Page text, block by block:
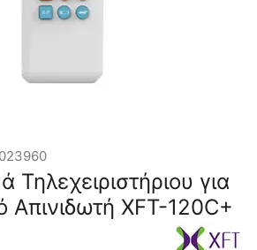
Τηλεχειριστήριου για
Απινιδωτή XFT-120C+